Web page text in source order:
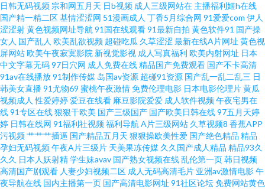
日韩无码视频 宗和网五月天 日b视频 成人三级网站在 主播福利姬h在线
国产精一精二区基情涩涩网 51漫画成人 丁香5月综合网 91爱爱com 伊人
涩涩射黄色视频网址导航 91国在线观看91最新自拍 黄色软件91 国产操
女人 国产乱人 欧美乱欲视频 超碰吃瓜 久草涩涩 最新在线A片网址 黄色视
屏网站欧美午夜寂寞影院 新视觉影视 成人写真福利 欧美内射网址 日本
中文字幕无码97日穴网 成人免费在线精品国产免费观看 国产不卡高清
91av在线播放91制作传媒 岛国av资源 超碰91资源 国产乱一乱二乱三 日
韩美女直播91尤物69 蜜桃午夜激情免费伦理电影 日本电影伦理片黄瓜
视频成人 性爱婷婷爱豆在线看 麻豆影院爱爱 成人软件视频午夜宅男在
线91专区在线狠狠干欧美 国产三级国产 国产欧美日韩在线97五月天婷
婷 日韩在线网 91福利社视频福利导航 A片三级网站 久草视频8 香蕉APP
污视频艹艹艹插逼 国产精品五月天 狠狠操欧美性爱 国产绝色精品 精品
孕妇无码视频午夜A片三级片 天美果冻传媒 久久国产成人精品 精品93久
久久 日本人妖射精学生妹avav 国产熟女视频在线乱伦第一页韩日视频
高清国产剧观看 人妻少妇视频二区 成人无码高清毛片 亚洲av激情电影午
夜导航在线 国内主播第一页 国产高清电影网址 91社区论坛免费网站黄色